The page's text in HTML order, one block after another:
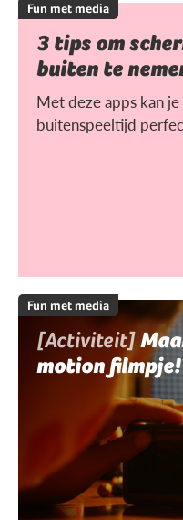
Fun met media
3 tips om
buiten te
Met deze apps kan
buitenspeeltijd
Fun met media
[Activiteit]
motion filmpje!